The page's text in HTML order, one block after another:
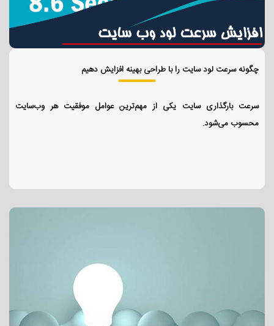
چگونه سرعت لود سایت را با طراحی بهینه افزایش دهیم
سرعت بارگذاری سایت یکی از مهم‌ترین عوامل موفقیت هر وب‌سایت
محسوب می‌شود.